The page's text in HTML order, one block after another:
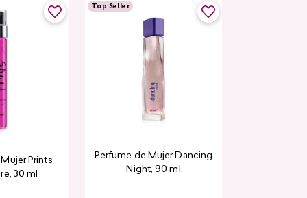
Prints
30 ml
Top Seller
Perfume de Mujer Dancing
Night, 90 ml